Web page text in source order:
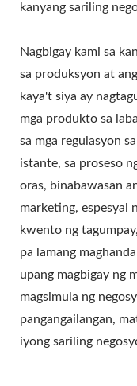
kanyang sariling
Nagbigay kami sa
sa produksyon at
kaya't siya ay
mga produkto sa
sa mga regulasyon
istante, sa proseso
oras, binabawasan
marketing, espesyal
kwento ng
pa lamang
upang magbigay ng
magsimula ng
pangangailangan,
iyong sariling